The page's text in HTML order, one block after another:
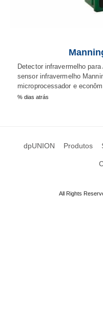
Detector infravermelho
sensor infravermelho
microprocessador e
% dias atrás
dpUNION Produtos
All Rights